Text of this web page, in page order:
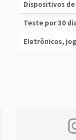
Dispositivos
Teste por 30
Eletrônicos,